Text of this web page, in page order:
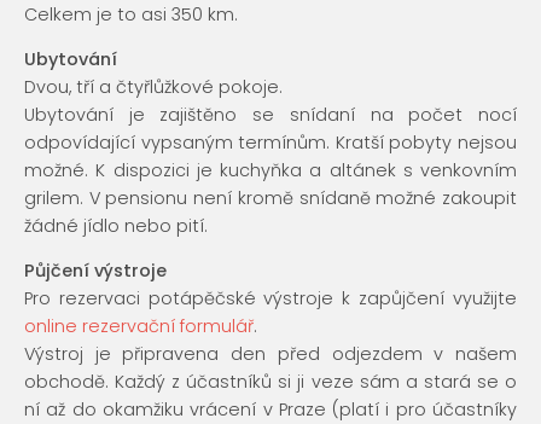
Celkem je to asi 350 km.
Ubytování
Dvou, tří a čtyřlůžkové pokoje.
Ubytování je zajištěno se snídaní na počet nocí
odpovídající vypsaným termínům. Kratší pobyty nejsou
možné. K dispozici je kuchyňka a altánek s venkovním
grilem. V pensionu není kromě snídaně možné zakoupit
žádné jídlo nebo pití.
Půjčení výstroje
Pro rezervaci potápěčské výstroje k zapůjčení využijte
online rezervační formulář.
Výstroj je připravena den před odjezdem v našem
obchodě. Každý z účastníků si ji veze sám a stará se o
ní až do okamžiku vrácení v Praze (platí i pro účastníky